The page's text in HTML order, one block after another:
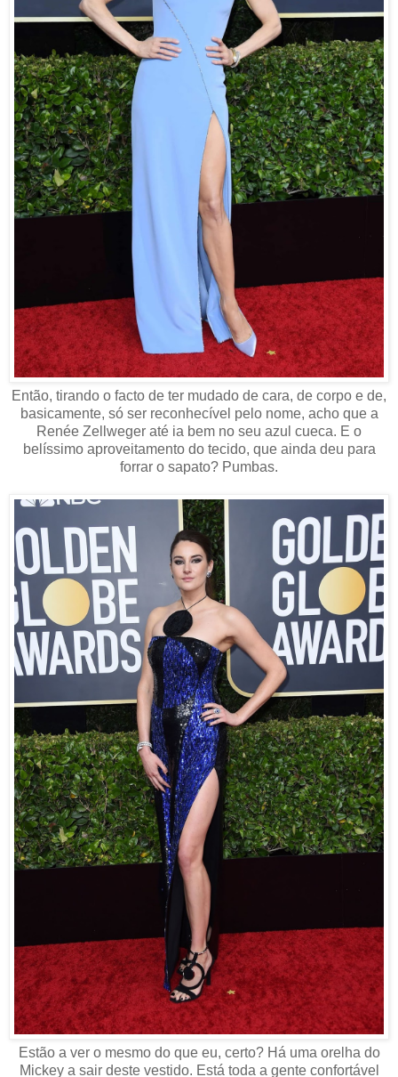
Então, tirando o facto de ter mudado de cara, de corpo e de,
basicamente, só ser reconhecível pelo nome, acho que a
Renée Zellweger até ia bem no seu azul cueca. E o
belíssimo aproveitamento do tecido, que ainda deu para
forrar o sapato? Pumbas.
Estão a ver o mesmo do que eu, certo? Há uma orelha do
Mickey a sair deste vestido. Está toda a gente confortável